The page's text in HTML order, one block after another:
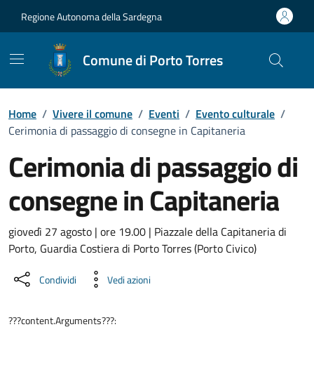
Regione Autonoma della Sardegna
Comune di Porto Torres
Home / Vivere il comune / Eventi / Evento culturale /
Cerimonia di passaggio di consegne in Capitaneria
Cerimonia di passaggio di
consegne in Capitaneria
Dettaglio dell'evento
giovedì 27 agosto | ore 19.00 | Piazzale della Capitaneria di
Porto, Guardia Costiera di Porto Torres (Porto Civico)
Condividi Vedi azioni
???content.Arguments???: